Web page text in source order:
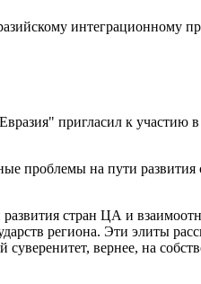
интеграционному
пригласил к участию в
проблемы на пути
стран ЦА и
региона. Эти элиты
вернее, на